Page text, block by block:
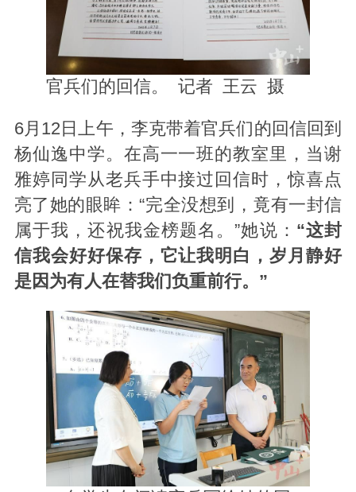
官兵们的回信。 记者 王云 摄
6月12日上午，李克带着官兵们的回信回到
杨仙逸中学。在高一一班的教室里，当谢
雅婷同学从老兵手中接过回信时，惊喜点
亮了她的眼眸：“完全没想到，竟有一封信
属于我，还祝我金榜题名。”她说： “这封
信我会好好保存，它让我明白，岁月静好
是因为有人在替我们负重前行。”